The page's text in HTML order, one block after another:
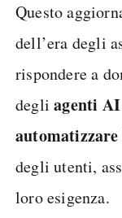
Questo
dell’era degli
rispondere a
degliagenti
degli utenti,
loro esigenza.